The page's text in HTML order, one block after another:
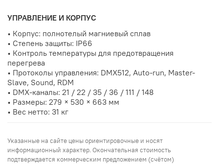
УПРАВЛЕНИЕ И КОРПУС
• Корпус: полнотелый магниевый сплав
• Степень защиты: IP66
• Контроль температуры для предотвращения
перегрева
• Протоколы управления: DMX512, Auto-run, Master-
Slave, Sound, RDM
• DMX-каналы: 21 / 22 / 35 / 36 / 111 / 148
• Размеры: 279 × 530 × 663 мм
• Вес нетто: 31 кг
Указанные на сайте цены ориентировочные и носят
информационный характер. Окончательная стоимость
подтверждается коммерческим предложением (счётом)